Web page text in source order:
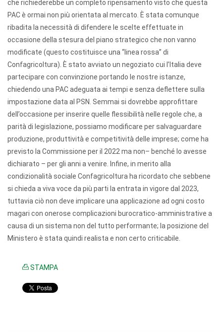
che richiederebbe un completo ripensamento visto che questa
PAC è ormai non più orientata al mercato. È stata comunque
ribadita la necessità di difendere le scelte effettuate in
occasione della stesura del piano strategico che non vanno
modificate (questo costituisce una “linea rossa” di
Confagricoltura). È stato avviato un negoziato cui l’Italia deve
partecipare con convinzione portando le nostre istanze,
chiedendo una PAC adeguata ai tempi e senza deflettere sulla
impostazione data al PSN. Semmai si dovrebbe approfittare
dell’occasione per inserire quelle flessibilità nelle regole che, a
parità di legislazione, possiamo modificare per salvaguardare
produzione, produttività e competitività delle imprese; come ha
previsto la Commissione per il 2022 ma non– benché lo avesse
dichiarato – per gli anni a venire. Infine, in merito alla
condizionalità sociale Confagricoltura ha ricordato che sebbene
si chieda a viva voce da più parti la entrata in vigore dal 2023,
tuttavia ciò non deve implicare una applicazione ad ogni costo
magari con onerose complicazioni burocratico-amministrative a
causa di un sistema non del tutto performante; la posizione del
Ministero è stata quindi realista e non certo criticabile.
STAMPA